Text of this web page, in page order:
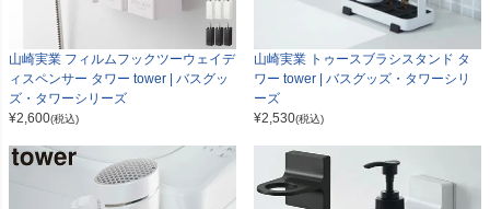
山崎実業 フィルムフックツーウェイデ
ィスペンサー タワー tower | バスグッ
ズ・タワーシリーズ
¥2,600(税込)
山崎実業 トゥースブラシスタンド タ
ワー tower | バスグッズ・タワーシリ
ーズ
¥2,530(税込)